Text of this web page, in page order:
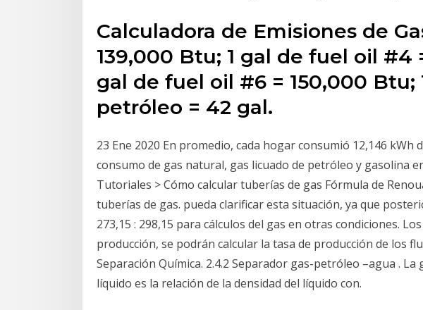
Calculadora de Emisiones de
139,000 Btu; 1 gal de fuel oil #4
gal de fuel oil #6 = 150,000 Btu;
petróleo = 42 gal.
23 Ene 2020 En promedio, cada hogar consumió 12,146 kWh
consumo de gas natural, gas licuado de petróleo y gasolina
Tutoriales > Cómo calcular tuberías de gas Fórmula de
tuberías de gas. pueda clarificar esta situación, ya que
273,15 : 298,15 para cálculos del gas en otras condiciones.
producción, se podrán calcular la tasa de producción de los
Separación Química. 2.4.2 Separador gas-petróleo –agua . La
líquido es la relación de la densidad del líquido con.